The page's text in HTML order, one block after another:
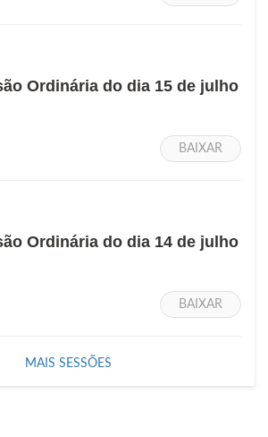
Ordinária do dia 15 de julho
BAIXAR
Ordinária do dia 14 de julho
BAIXAR
MAIS SESSÕES